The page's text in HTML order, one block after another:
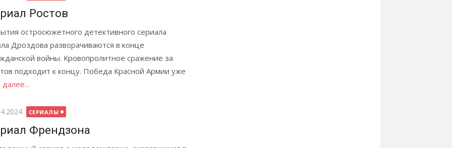
Ростов
остросюжетного детективного сериала
Дроздова разворачиваются в конце
войны. Кровопролитное сражение за
подходит к концу. Победа Красной Армии уже
СЕРИАЛЫ
Френдзона